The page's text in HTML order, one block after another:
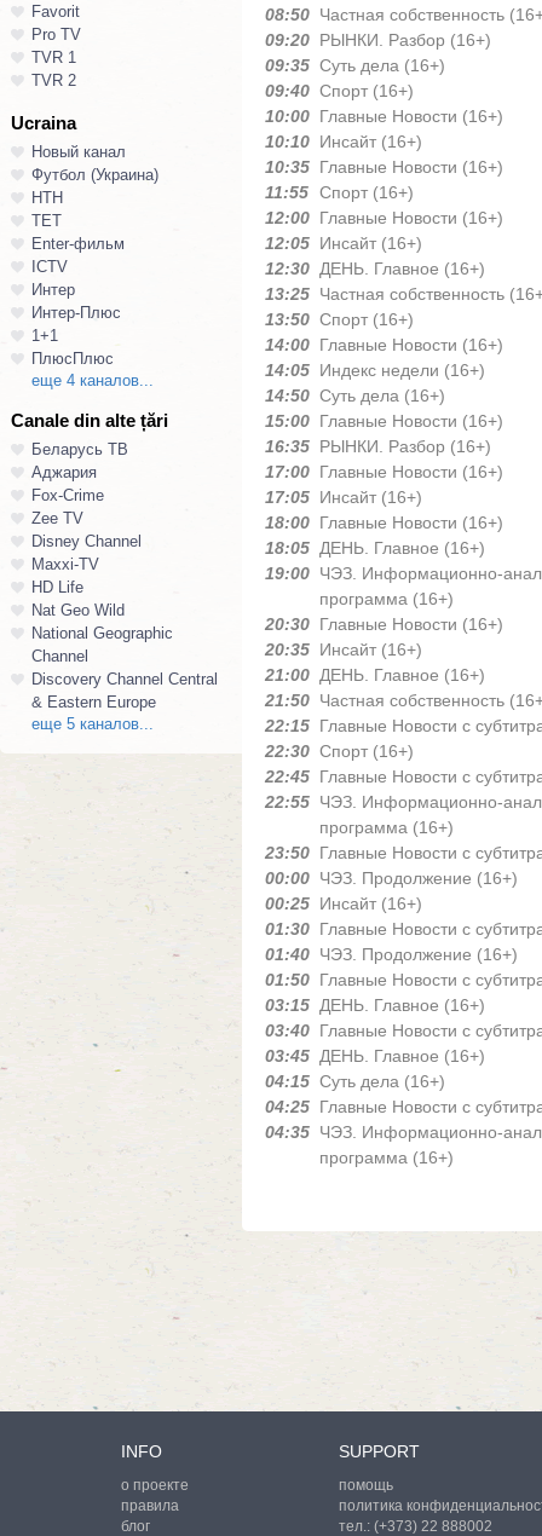
Favorit
Pro TV
TVR 1
TVR 2
Ucraina
Новый канал
Футбол (Украина)
НТН
ТЕТ
Enter-фильм
ICTV
Интер
Интер-Плюс
1+1
ПлюсПлюс
еще 4 каналов...
Canale din alte țări
Беларусь ТВ
Аджария
Fox-Crime
Zee TV
Disney Channel
Maxxi-TV
HD Life
Nat Geo Wild
National Geographic
Channel
Discovery Channel Central
& Eastern Europe
еще 5 каналов...
08:50 Частная собственность
09:20 РЫНКИ. Разбор (16+)
09:35 Суть дела (16+)
09:40 Спорт (16+)
10:00 Главные Новости (16+)
10:10 Инсайт (16+)
10:35 Главные Новости (16+)
11:55 Спорт (16+)
12:00 Главные Новости (16+)
12:05 Инсайт (16+)
12:30 ДЕНЬ. Главное (16+)
13:25 Частная собственность
13:50 Спорт (16+)
14:00 Главные Новости (16+)
14:05 Индекс недели (16+)
14:50 Суть дела (16+)
15:00 Главные Новости (16+)
16:35 РЫНКИ. Разбор (16+)
17:00 Главные Новости (16+)
17:05 Инсайт (16+)
18:00 Главные Новости (16+)
18:05 ДЕНЬ. Главное (16+)
19:00 ЧЭЗ. Информационно-
программа (16+)
20:30 Главные Новости (16+)
20:35 Инсайт (16+)
21:00 ДЕНЬ. Главное (16+)
21:50 Частная собственность
22:15 Главные Новости с
22:30 Спорт (16+)
22:45 Главные Новости с
22:55 ЧЭЗ. Информационно-
программа (16+)
23:50 Главные Новости с
00:00 ЧЭЗ. Продолжение (16+)
00:25 Инсайт (16+)
01:30 Главные Новости с
01:40 ЧЭЗ. Продолжение (16+)
01:50 Главные Новости с
03:15 ДЕНЬ. Главное (16+)
03:40 Главные Новости с
03:45 ДЕНЬ. Главное (16+)
04:15 Суть дела (16+)
04:25 Главные Новости с
04:35 ЧЭЗ. Информационно-
программа (16+)
INFO
о проекте
правила
блог
SUPPORT
помощь
политика
тел.: (+373) 22 888002